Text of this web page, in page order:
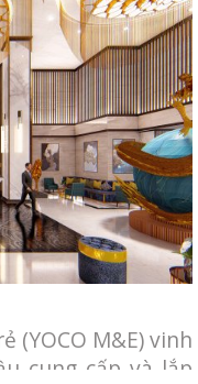
Hiệu, Phường
Hạng mục: Thiết
(YOCO M&E) vinh
cung cấp và lắp